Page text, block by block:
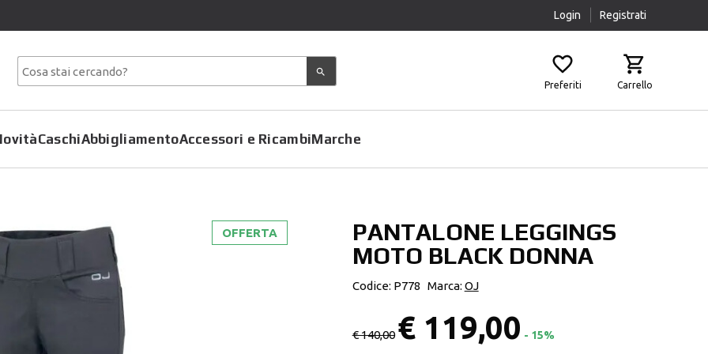
Login Registrati
Preferiti Carrello
Caschi
Prodotti Pulizia
Scaldacollo
Sottocasco
Abbigliamento
Copriscarpe
Giacche
Pantaloni
Airbag
Fasce Lombari
Ginocchiere
Paraschiena
Protezioni Aggiuntive
Accessori e Ricambi
Coprimoto
Marche
OFFERTA
PANTALONE LEGGINGS
MOTO BLACK DONNA
Codice: P778 Marca: OJ
€ 140,00 € 119,00 - 15%